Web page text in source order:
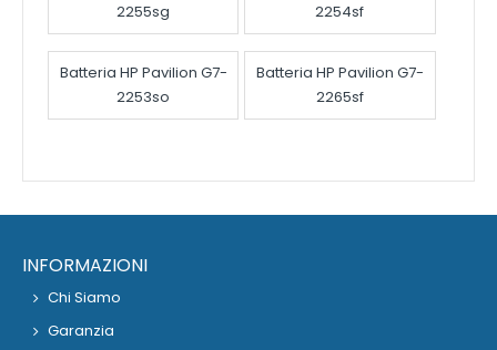
2255sg
2254sf
Batteria HP Pavilion G7-
2253so
Batteria HP Pavilion G7-
2265sf
INFORMAZIONI
Chi Siamo
Garanzia